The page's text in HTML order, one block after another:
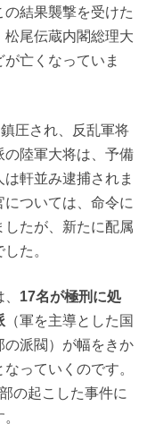
結果襲撃を受けた
尾伝蔵内閣総理大
亡くなっていま
圧され、反乱軍将
の陸軍大将は、予備
軒並み逮捕されま
ついては、命令に
たが、新たに配属
た。
17名が極刑に処
（軍を主導とした国
の派閥）が幅をきか
っていくのです。
の起こした事件に